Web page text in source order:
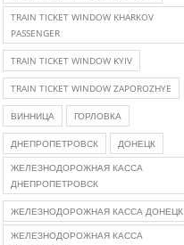
TRAIN TICKET WINDOW KHARKOV
PASSENGER
TRAIN TICKET WINDOW KYIV
TRAIN TICKET WINDOW ZAPOROZHYE
ВИННИЦА ГОРЛОВКА
ДНЕПРОПЕТРОВСК
ДОНЕЦК
ЖЕЛЕЗНОДОРОЖНАЯ КАССА
ДНЕПРОПЕТРОВСК
ЖЕЛЕЗНОДОРОЖНАЯ КАССА ДОНЕЦК
ЖЕЛЕЗНОДОРОЖНАЯ КАССА